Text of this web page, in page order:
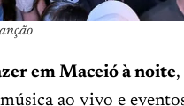
em Maceió à noite
ao vivo e